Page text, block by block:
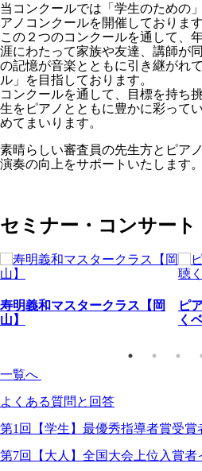
当コンクールでは「学生のための
アノコンクールを開催しております
この２つのコンクールを通して、
涯にわたって家族や友達、講師が
の記憶が音楽とともに引き継がれ
ル」を目指しております。
コンクールを通して、目標を持ち
生をピアノとともに豊かに彩って
めてまいります。
素晴らしい審査員の先生方とピア
演奏の向上をサポートいたします。
セミナー・コンサート
寿明義和マスタークラス【岡
山】
ピ
く
一覧へ
よくある質問と回答
第1回【学生】最優秀指導者賞受賞
第7回【大人】全国大会上位入賞者